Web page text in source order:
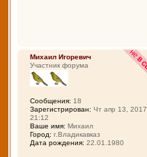
Михаил Игоревич
Участник форума
Сообщения: 18
Зарегистрирован: Чт апр 13, 2017
21:12
Ваше имя: Михаил
Город: г.Владикавказ
Дата рождения: 22.01.1980